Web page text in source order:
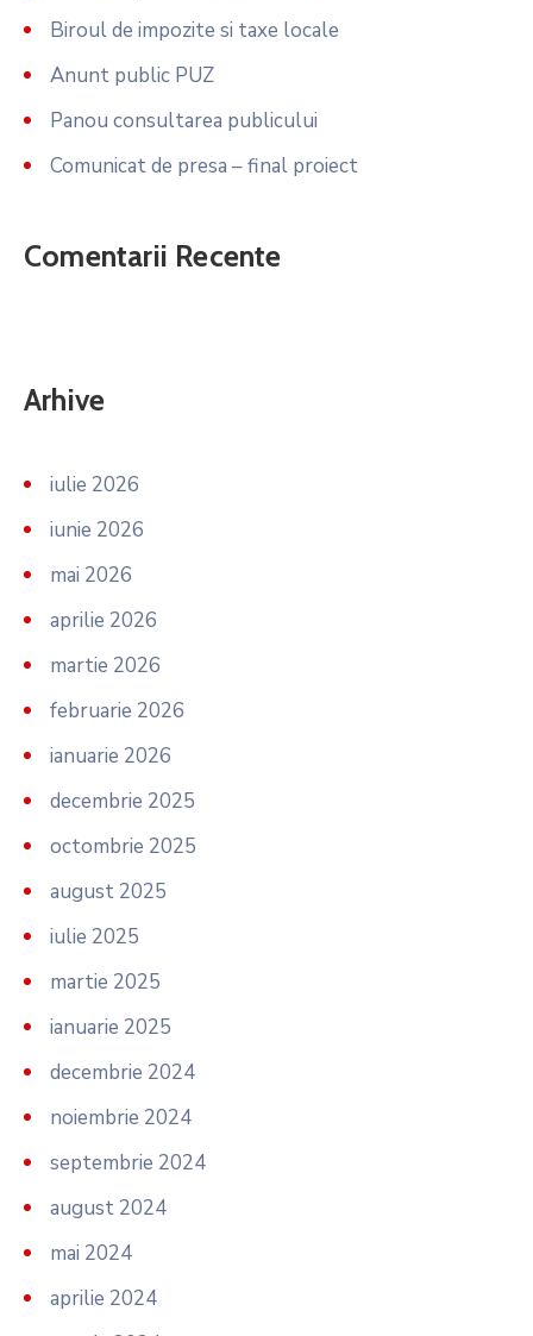
Biroul de impozite si taxe locale
Anunt public PUZ
Panou consultarea publicului
Comunicat de presa – final proiect
Comentarii Recente
Arhive
iulie 2026
iunie 2026
mai 2026
aprilie 2026
martie 2026
februarie 2026
ianuarie 2026
decembrie 2025
octombrie 2025
august 2025
iulie 2025
martie 2025
ianuarie 2025
decembrie 2024
noiembrie 2024
septembrie 2024
august 2024
mai 2024
aprilie 2024